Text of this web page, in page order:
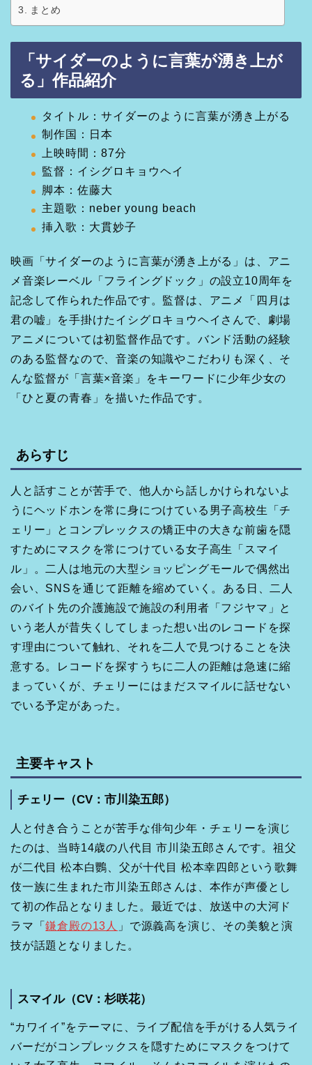
まとめ
「サイダーのように言葉が湧き上が
る」作品紹介
タイトル：サイダーのように言葉が湧き上がる
制作国：日本
上映時間：87分
監督：イシグロキョウヘイ
脚本：佐藤大
主題歌：neber young beach
挿入歌：大貫妙子
映画「サイダーのように言葉が湧き上がる」は、アニ
メ音楽レーベル「フライングドック」の設立10周年を
記念して作られた作品です。監督は、アニメ「四月は
君の嘘」を手掛けたイシグロキョウヘイさんで、劇場
アニメについては初監督作品です。バンド活動の経験
のある監督なので、音楽の知識やこだわりも深く、そ
んな監督が「言葉×音楽」をキーワードに少年少女の
「ひと夏の青春」を描いた作品です。
あらすじ
人と話すことが苦手で、他人から話しかけられないよ
うにヘッドホンを常に身につけている男子高校生「チ
ェリー」とコンプレックスの矯正中の大きな前歯を隠
すためにマスクを常につけている女子高生「スマイ
ル」。二人は地元の大型ショッピングモールで偶然出
会い、SNSを通じて距離を縮めていく。ある日、二人
のバイト先の介護施設で施設の利用者「フジヤマ」と
いう老人が昔失くしてしまった想い出のレコードを探
す理由について触れ、それを二人で見つけることを決
意する。レコードを探すうちに二人の距離は急速に縮
まっていくが、チェリーにはまだスマイルに話せない
でいる予定があった。
主要キャスト
チェリー（CV：市川染五郎）
人と付き合うことが苦手な俳句少年・チェリーを演じ
たのは、当時14歳の八代目 市川染五郎さんです。祖父
が二代目 松本白鸚、父が十代目 松本幸四郎という歌舞
伎一族に生まれた市川染五郎さんは、本作が声優とし
て初の作品となりました。最近では、放送中の大河ド
ラマ「鎌倉殿の13人 」で源義高を演じ、その美貌と演
技が話題となりました。
スマイル（CV：杉咲花）
“カワイイ”をテーマに、ライブ配信を手がける人気ライ
バーだがコンプレックスを隠すためにマスクをつけて